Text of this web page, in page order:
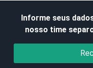
Informe seus
nosso time